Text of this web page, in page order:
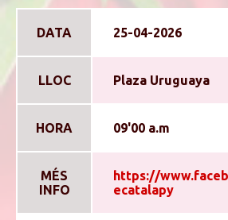
DATA 25-04-2026
LLOC Plaza Uruguaya
HORA 09'00 a.m
MÉS
INFO
https://
ecatalapy